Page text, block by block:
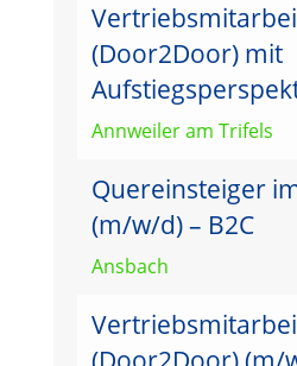
(Door2Door) mit
Annweiler am Trifels
Quereinsteiger
(m/w/d) – B2C
Ansbach